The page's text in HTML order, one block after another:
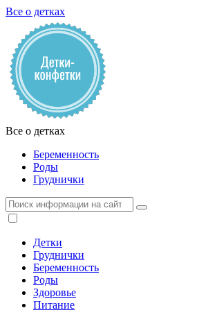
Все о детках
Все о детках
Беременность
Роды
Груднички
Детки
Груднички
Беременность
Роды
Здоровье
Питание